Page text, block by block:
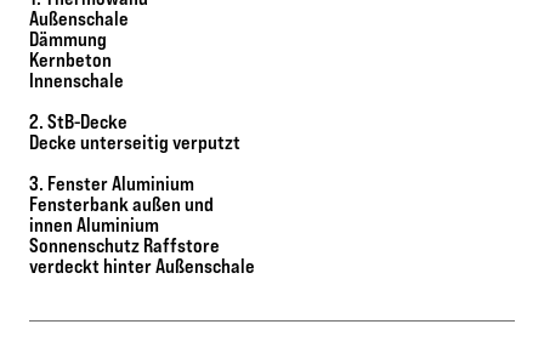
Außenschale
Dämmung
Kernbeton
Innenschale
2. StB-Decke
Decke unterseitig verputzt
3. Fenster Aluminium
Fensterbank außen und
innen Aluminium
Sonnenschutz Raffstore
verdeckt hinter Außenschale